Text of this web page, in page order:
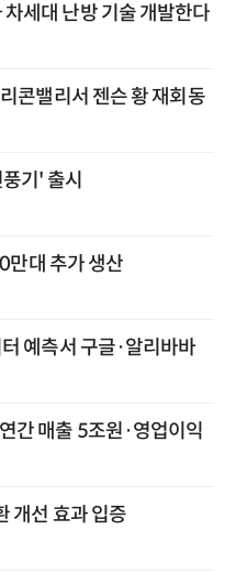
세대 난방 기술 개발한다
콘밸리서 젠슨 황 재회동
기' 출시
만대 추가 생산
예측서 구글·알리바바
간 매출 5조원·영업이익
개선 효과 입증